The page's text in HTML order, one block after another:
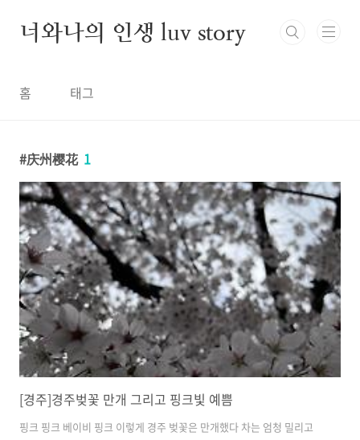
너와나의 인생 luv story
홈 태그
庆州樱花 1
[경주]경주벚꽃 만개 그리고 핑크빛 예쁨
핑크 핑크 베이비 핑크 이렇게 경주 벚꽃은 만개했다 차는 엄청 밀리고